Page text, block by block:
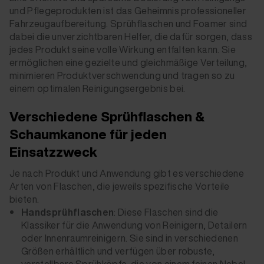
und Pflegeprodukten ist das Geheimnis professioneller
Fahrzeugaufbereitung. Sprühflaschen und Foamer sind
dabei die unverzichtbaren Helfer, die dafür sorgen, dass
jedes Produkt seine volle Wirkung entfalten kann. Sie
ermöglichen eine gezielte und gleichmäßige Verteilung,
minimieren Produktverschwendung und tragen so zu
einem optimalen Reinigungsergebnis bei.
Verschiedene Sprühflaschen &
Schaumkanone für jeden
Einsatzzweck
Je nach Produkt und Anwendung gibt es verschiedene
Arten von Flaschen, die jeweils spezifische Vorteile
bieten.
Handsprühflaschen: Diese Flaschen sind die
Klassiker für die Anwendung von Reinigern, Detailern
oder Innenraumreinigern. Sie sind in verschiedenen
Größen erhältlich und verfügen über robuste,